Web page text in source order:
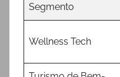
Segmento
Wellness Tech